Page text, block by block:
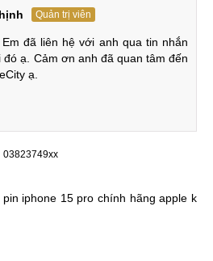
theo đúng những gì đã cam kết
bảo hành theo đúng quy định
trước.
nhân
hỏng đột ngột mà thường phát ra
chủ động thay Pin kịp thời, tránh
sử dụng hằng ngày.
dấu hiệu nào và nguyên nhân
iPhone 15 Pro là gì? Hãy cùng
trong nội dung tiếp theo của bài
Quản trị viên
đã liên hệ với anh qua tin nhắn
ạ. Cảm ơn anh đã quan tâm đến
ạ.
03823749xx
iphone 15 pro chính hãng apple k